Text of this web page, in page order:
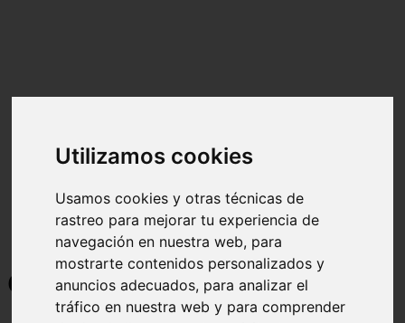
Utilizamos cookies
Usamos cookies y otras técnicas de
rastreo para mejorar tu experiencia de
navegación en nuestra web, para
mostrarte contenidos personalizados y
anuncios adecuados, para analizar el
tráfico en nuestra web y para comprender
Curiosidades y Sabias que